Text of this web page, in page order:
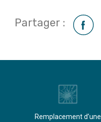
Partager :
Remplacement d’une